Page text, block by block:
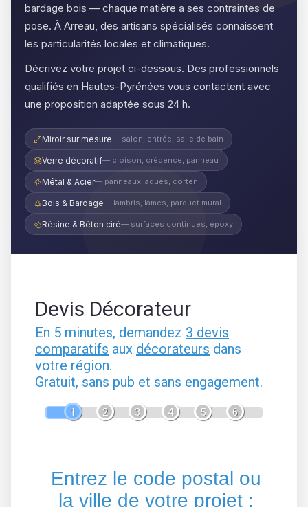
bardage bois — chaque matière a ses contraintes de
pose. À Arreau, des artisans spécialisés connaissent
les particularités locales et climatiques.
Décrivez votre projet ci-dessous. Des professionnels
qualifiés en Hautes-Pyrénées vous contactent avec
une proposition adaptée sous 24 h.
Miroir sur mesure— salon, entrée, salle de bain
Verre décoratif— cloison, crédence, panneau
Métal & Acier— panneaux laqués, corten
Bois & Bardage— lambris, lames, parquet mural
Résine & Béton ciré— surfaces continues, époxy
Devis Décorateur
En 5 minutes, demandez 3 devis
comparatifs aux décorateurs dans
votre région.
Gratuit, sans pub et sans engagement.
1 2 3 4 5 6
Entrez le code postal ou
la ville de votre projet :